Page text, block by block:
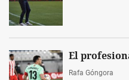
El
Rafa Góngora